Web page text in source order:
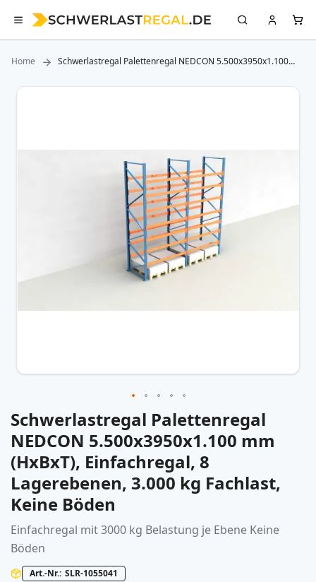
Home
Schwerlastregal Palettenregal NEDCON 5.500x3950x1.100
Zum
Zum
Anfang
der
Bildergalerie
springen
Schwerlastregal Palettenregal
NEDCON 5.500x3950x1.100 mm
(HxBxT), Einfachregal, 8
Lagerebenen, 3.000 kg Fachlast,
Keine Böden
Einfachregal mit 3000 kg Belastung je Ebene Keine
Böden
Art.-Nr. SLR-1055041